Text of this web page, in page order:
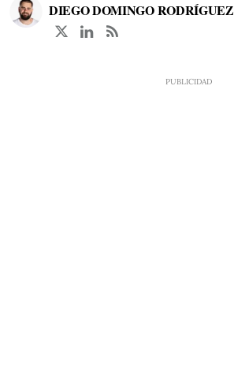
DIEGO DOMINGO RODRÍGUEZ